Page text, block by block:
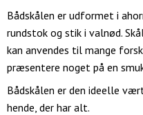
Bådskålen er udformet i
rundstok og stik i valnød.
kan anvendes til mange
præsentere noget på en
Bådskålen er den ideelle
hende, der har alt.